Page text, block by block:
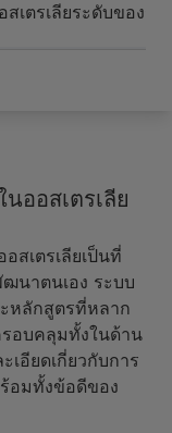
เตรเลียระดับของระ
ออสเตรเลีย
สเตรเลียเป็นที่
นาตนเอง ระบบ
หลักสูตรที่หลาก
รอบคลุมทั้งในด้าน
เอียดเกี่ยวกับการ
อมทั้งข้อดีของ